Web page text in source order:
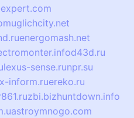
uglichcity.net
energomash.net
d43d.ru
lexus-sense.runpr.su
inform.ruereko.ru
zbi.bizhuntdown.info
stroymnogo.com